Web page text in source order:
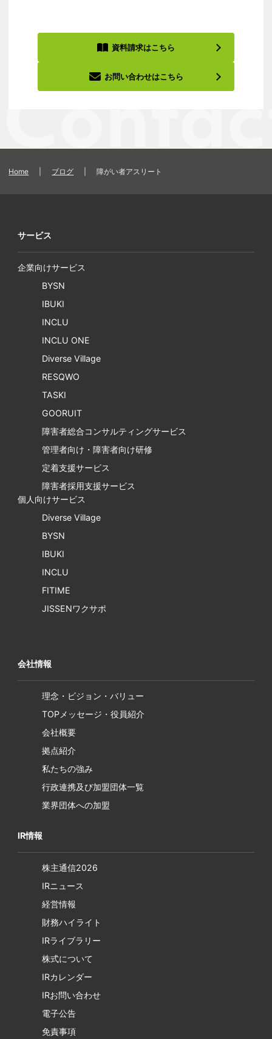
資料請求はこちら
お問い合わせはこちら
Home ブログ 障がい者アスリート
サービス
企業向けサービス
BYSN
IBUKI
INCLU
INCLU ONE
Diverse Village
RESQWO
TASKI
GOORUIT
障害者総合コンサルティングサービス
管理者向け・障害者向け研修
定着支援サービス
障害者採用支援サービス
個人向けサービス
Diverse Village
BYSN
IBUKI
INCLU
FITIME
JISSENワクサポ
会社情報
理念・ビジョン・バリュー
TOPメッセージ・役員紹介
会社概要
拠点紹介
私たちの強み
行政連携及び加盟団体一覧
業界団体への加盟
IR情報
株主通信2026
IRニュース
経営情報
財務ハイライト
IRライブラリー
株式について
IRカレンダー
IRお問い合わせ
電子公告
免責事項